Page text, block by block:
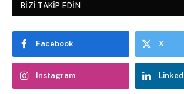
BIZI TAKIP EDIN
Facebook X
Instagram